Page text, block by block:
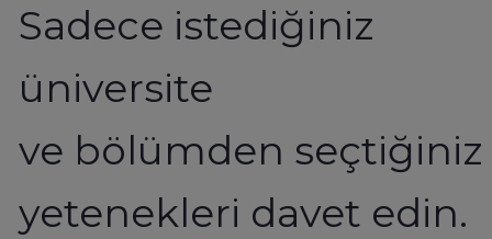
Sadece istediğiniz
üniversite
ve bölümden seçtiğiniz
yetenekleri davet edin.